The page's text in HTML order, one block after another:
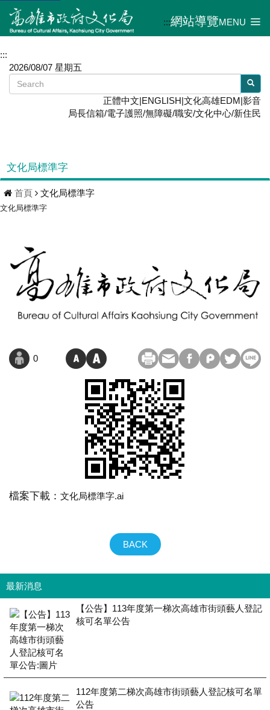
:::網站導覽MENU
:::
2026/08/07 星期五
正體中文|ENGLISH|文化高雄EDM|影音
局長信箱/電子護照/無障礙/職安/文化中心/新住民
文化局標準字
首頁 文化局標準字
文化局標準字
0
檔案下載： 文化局標準字.ai
BACK
最新消息
【公告】113年度第一梯次高雄市街頭藝人登記
核可名單公告
112年度第二梯次高雄市街頭藝人登記核可名單
公告